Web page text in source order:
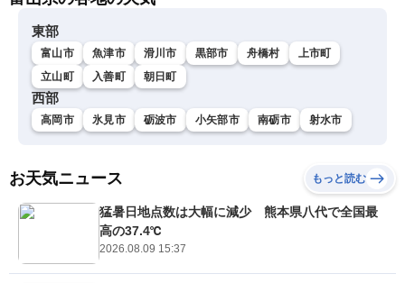
東部
富山市 魚津市 滑川市 黒部市 舟橋村
上市町
立山町
入善町 朝日町
西部
高岡市 氷見市 砺波市 小矢部市 南砺市 射水市
お天気ニュース もっと読む
猛暑日地点数は大幅に減少 熊本県八代で全国最
高の37.4℃
2026.08.09 15:37